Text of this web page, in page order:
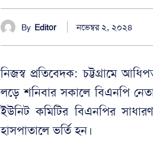
By Editor নভেম্বর ২, ২০২৪
নিজস্ব প্রতিবেদক: চট্টগ্রামে
লড়ে শনিবার সকালে বিএনপি
ইউনিট কমিটির বিএনপির
হাসপাতালে ভর্তি হন।